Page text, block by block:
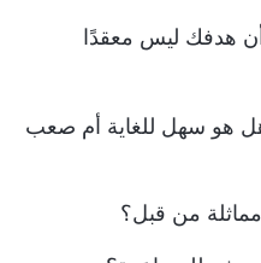
أن هدفك ليس معقدًا
هو سهل للغاية أم صعب
من قبل؟